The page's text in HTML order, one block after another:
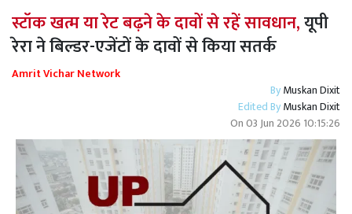
स्टॉक खत्म या रेट बढ़ने के दावों से रहें सावधान,यूपी
रेरा ने बिल्डर-एजेंटों के दावों से किया सतर्क
Amrit Vichar Network
ByMuskan Dixit
Edited ByMuskan Dixit
On03 Jun 2026 10:15:26